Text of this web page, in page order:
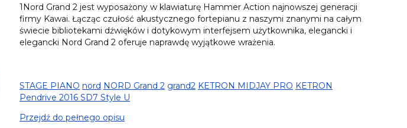
1Nord Grand 2 jest wyposażony w klawiaturę Hammer Action najnowszej generacji
firmy Kawai. Łącząc czułość akustycznego fortepianu z naszymi znanymi na całym
świecie bibliotekami dźwięków i dotykowym interfejsem użytkownika, elegancki i
elegancki Nord Grand 2 oferuje naprawdę wyjątkowe wrażenia.
STAGE PIANO nord NORD Grand 2 grand2 KETRON MIDJAY PRO KETRON
Pendrive 2016 SD7 Style U
Przejdź do pełnego opisu